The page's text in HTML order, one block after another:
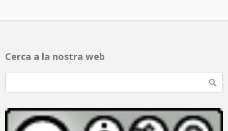
Cerca a la nostra web